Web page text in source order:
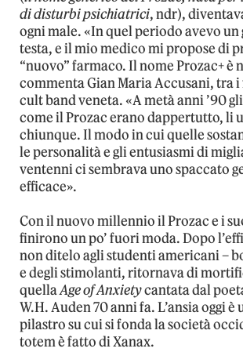
di disturbi psichiatrici, ndr),
ogni male. «In quel periodo avevo un
testa, e il mio medico mi propose di
“nuovo” farmaco. Il nome Prozac+ è
commenta Gian Maria Accusani, tra
cult band veneta. «A metà anni ’90
come il Prozac erano dappertutto, li
chiunque. Il modo in cui quelle
le personalità e gli entusiasmi di
ventenni ci sembrava uno spaccato
efficace».
Con il nuovo millennio il Prozac e i
finirono un po’ fuori moda. Dopo
non ditelo agli studenti americani –
e degli stimolanti, ritornava di
quellaAge of Anxietycantata dal
W.H. Auden 70 anni fa. L’ansia oggi è
pilastro su cui si fonda la società
totem è fatto di Xanax.